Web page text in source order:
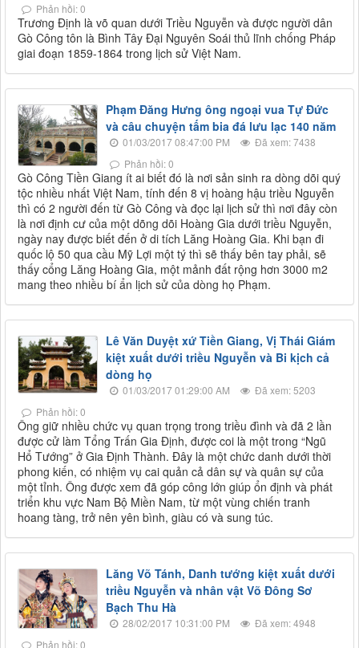
Phản hồi: 0
Trương Định là võ quan dưới Triều Nguyễn và được người dân
Gò Công tôn là Bình Tây Đại Nguyên Soái thủ lĩnh chống Pháp
giai đoạn 1859-1864 trong lịch sử Việt Nam.
Phạm Đăng Hưng ông ngoại vua Tự Đức
và câu chuyện tấm bia đá lưu lạc 140 năm
01/03/2017 08:47:00 PM
Đã xem: 7438
Phản hồi: 0
Gò Công Tiền Giang ít ai biết đó là nơi sản sinh ra dòng dõi quý
tộc nhiều nhất Việt Nam, tính đến 8 vị hoàng hậu triều Nguyễn
thì có 2 người đến từ Gò Công và đọc lại lịch sử thì nơi đây còn
là nơi định cư của một dõng dõi Hoàng Gia dưới triều Nguyễn,
ngày nay được biết đến ở di tích Lăng Hoàng Gia. Khi bạn đi
quốc lộ 50 qua cầu Mỹ Lợi một tý thì sẽ thấy bên tay phải, sẽ
thấy cổng Lăng Hoàng Gia, một mảnh đất rộng hơn 3000 m2
mang theo nhiều bí ẩn lịch sử của dòng họ Phạm.
Lê Văn Duyệt xứ Tiền Giang, Vị Thái Giám
kiệt xuất dưới triều Nguyễn và Bi kịch cả
dòng họ
01/03/2017 01:29:00 AM
Đã xem: 5203
Phản hồi: 0
Ông giữ nhiều chức vụ quan trọng trong triều đình và đã 2 lần
được cử làm Tổng Trấn Gia Định, được coi là một trong “Ngũ
Hổ Tướng” ở Gia Định Thành. Đây là một chức danh dưới thời
phong kiến, có nhiệm vụ cai quản cả dân sự và quân sự của
một tỉnh. Ông được xem đã góp công lớn giúp ổn định và phát
triển khu vực Nam Bộ Miền Nam, từ một vùng chiến tranh
hoang tàng, trở nên yên bình, giàu có và sung túc.
Lăng Võ Tánh, Danh tướng kiệt xuất dưới
triều Nguyễn và nhân vật Võ Đông Sơ
Bạch Thu Hà
28/02/2017 10:31:00 PM
Đã xem: 4948
Phản hồi: 0